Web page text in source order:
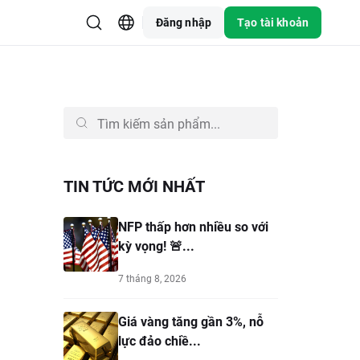
Đăng nhập Tạo tài khoản
TIN TỨC MỚI NHẤT
NFP thấp hơn nhiều so với
kỳ vọng! 🚨...
7 tháng 8, 2026
Giá vàng tăng gần 3%, nỗ
lực đảo chiề...